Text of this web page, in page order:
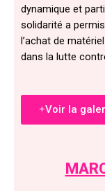
dynamique et
solidarité a
l’achat de
dans la lutte
Voir la